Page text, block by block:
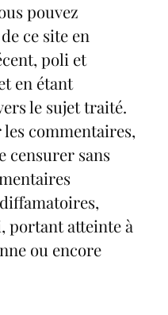
pouvez
ce site en
poli et
en étant
le sujet traité.
commentaires,
censurer sans
portant atteinte à
ou encore